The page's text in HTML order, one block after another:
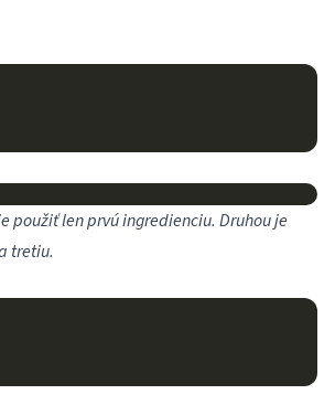
použiť len prvú ingredienciu. Druhou je
tretiu.